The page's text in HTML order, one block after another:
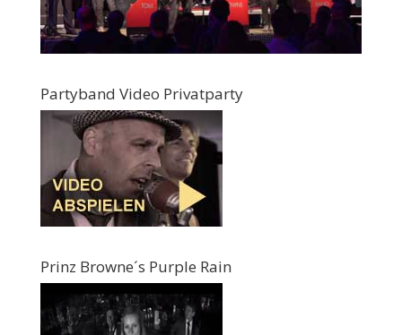
Partyband Video Privatparty
Prinz Browne´s Purple Rain